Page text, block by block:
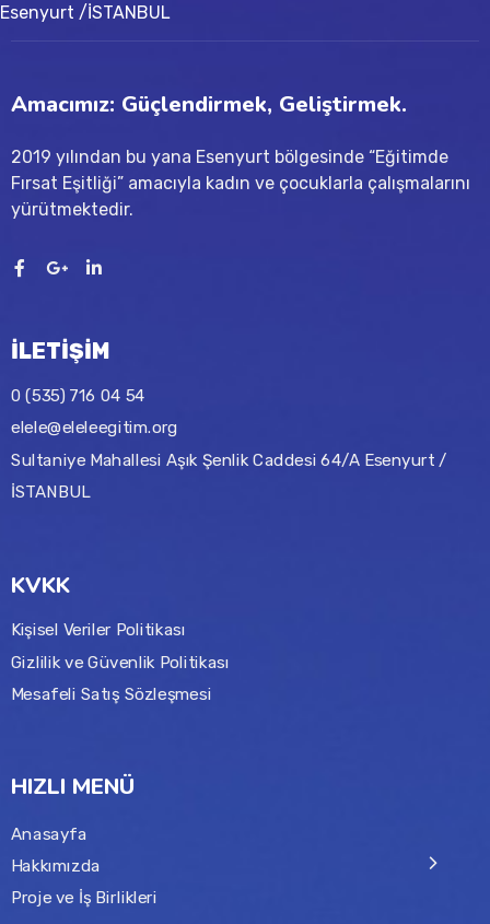
Esenyurt /İSTANBUL
Amacımız: Güçlendirmek, Geliştirmek.
2019 yılından bu yana Esenyurt bölgesinde “Eğitimde
Fırsat Eşitliği” amacıyla kadın ve çocuklarla çalışmalarını
yürütmektedir.
İLETİŞİM
0 (535) 716 04 54
elele@eleleegitim.org
Sultaniye Mahallesi Aşık Şenlik Caddesi 64/A Esenyurt /
İSTANBUL
KVKK
Kişisel Veriler Politikası
Gizlilik ve Güvenlik Politikası
Mesafeli Satış Sözleşmesi
HIZLI MENÜ
Anasayfa
Hakkımızda
Proje ve İş Birlikleri